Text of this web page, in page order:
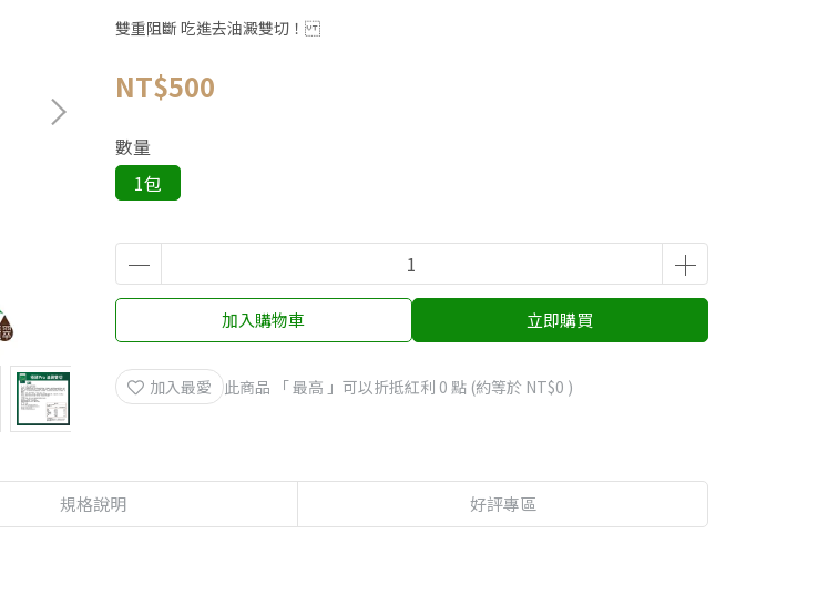
雙重阻斷 吃進去油澱雙切！
NT$500
數量
1包
加入購物車 立即購買
加入最愛 此商品 「 最高 」可以折抵紅利 0 點 (約等於 NT$0 )
規格說明 好評專區